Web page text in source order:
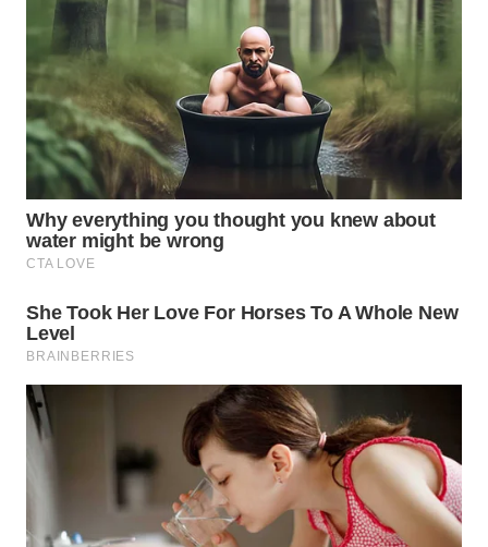
WAHANA
SPORT
WAHANA
UMKM
WAHANA
SELEB
WAHANA
WAHANA
WAHANA
DESA